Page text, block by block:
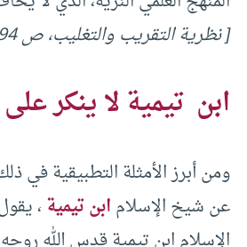
[ نظرية التقريب والتغليب، ص 394]
ابن تيمية لا ينكر
ومن أبرز الأمثلة التطبيقية في
عن شيخ الإسلامابن تيمية،
الإسلام ابن تيمية قدس الله